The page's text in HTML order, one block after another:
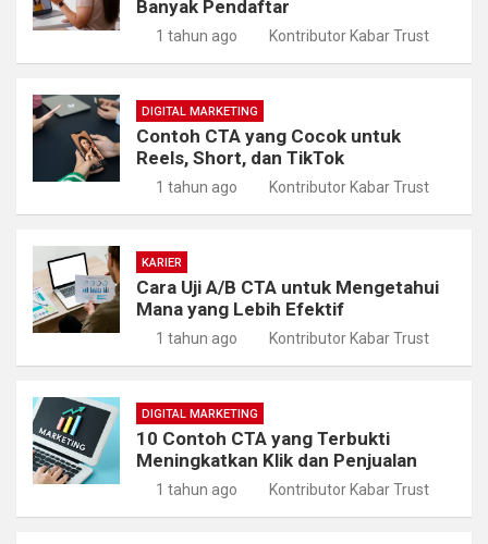
Banyak Pendaftar
1 tahun ago Kontributor Kabar Trust
DIGITAL MARKETING
Contoh CTA yang Cocok untuk
Reels, Short, dan TikTok
1 tahun ago Kontributor Kabar Trust
KARIER
Cara Uji A/B CTA untuk Mengetahui
Mana yang Lebih Efektif
1 tahun ago Kontributor Kabar Trust
DIGITAL MARKETING
10 Contoh CTA yang Terbukti
Meningkatkan Klik dan Penjualan
1 tahun ago Kontributor Kabar Trust